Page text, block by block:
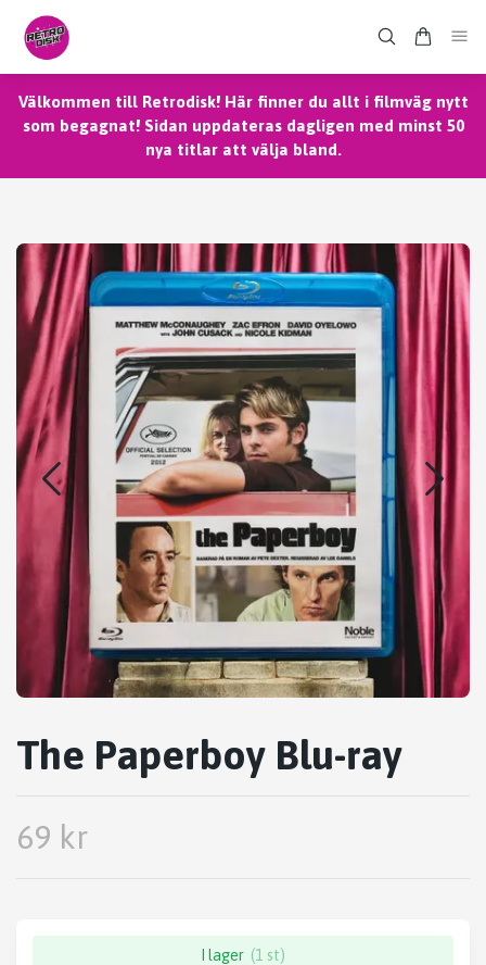
Välkommen till Retrodisk! Här finner du allt i filmväg nytt
som begagnat! Sidan uppdateras dagligen med minst 50
nya titlar att välja bland.
The Paperboy Blu-ray
69 kr
I lager (1 st)